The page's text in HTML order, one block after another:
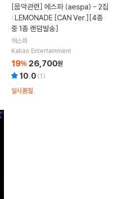
[음악관련] 에스파 (aespa) - 2집
: LEMONADE [CAN Ver.][4종
중 1종 랜덤발송]
에스파
Kakao Entertainment
19% 26,700원
10.0 (1)
일시품절